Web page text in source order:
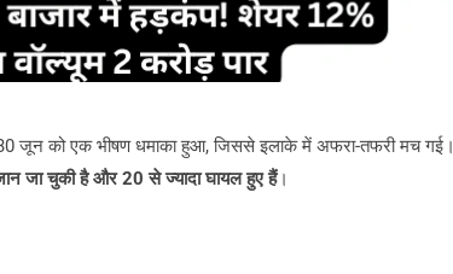
30 जून को एक भीषण धमाका हुआ, जिससे इलाके में अफरा-तफरी मच गई।
जा चुकी है और 20 से ज्यादा घायल हुए हैं।